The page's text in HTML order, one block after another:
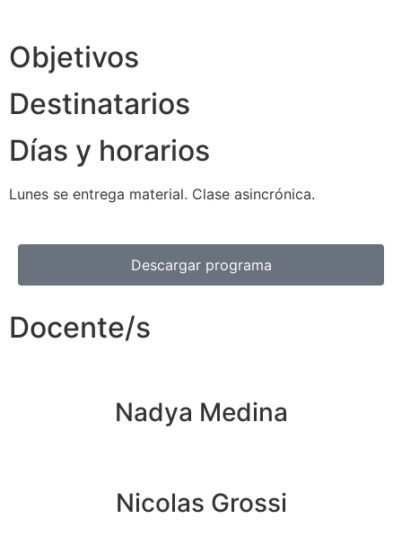
Objetivos
Destinatarios
Días y horarios
Lunes se entrega material. Clase asincrónica.
Descargar programa
Docente/s
Nadya Medina
Nicolas Grossi